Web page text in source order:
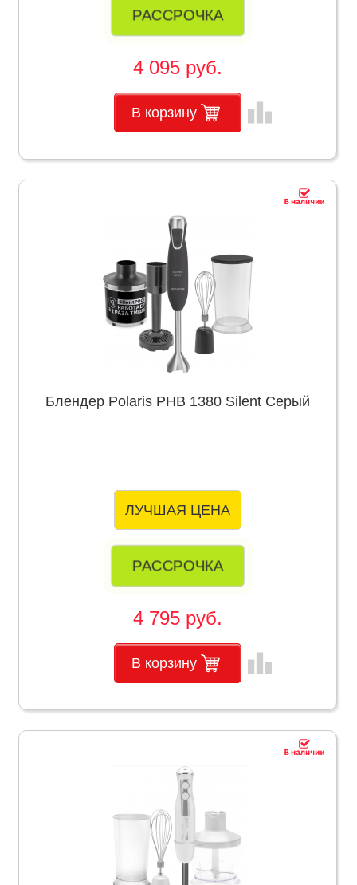
РАССРОЧКА
4 095 руб.
В корзину leaderboard
Блендер Polaris PHB 1380 Silent Серый
ЛУЧШАЯ ЦЕНА
РАССРОЧКА
4 795 руб.
В корзину leaderboard